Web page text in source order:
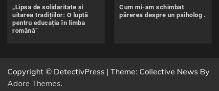
„Lipsa de solidaritate și
uitarea tradițiilor: O luptă
pentru educația în limba
română”
Cum mi-am schimbat
părerea despre un psiholog .
Copyright © DetectivPress | Theme: Collective News By
Adore Themes.